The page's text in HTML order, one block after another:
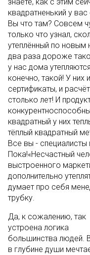
квадратненький у
Вы что там? Совсем
только что узнал,
утеплённый по новым
два раза дороже
у нас дома
конечно, такой! У них
сертификаты, и
столько лет! И
квадратный у них
тёплый квадратный
Все вы -
Пока!«Несчастный
выстроенного
дополнительно
думает про себя
трубку.
Да, к сожалению, так
устроена логика
большинства людей.
в глубине души